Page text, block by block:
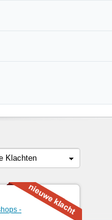
Klachten
-